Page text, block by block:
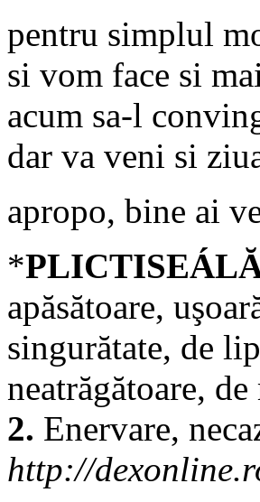
pentru simplul
si vom face si
acum sa-l
dar va veni si
apropo, bine ai
*
apăsătoare,
singurătate, de
neatrăgătoare,
2. Enervare,
http://